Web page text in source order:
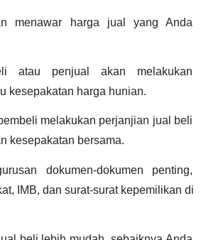
menawar harga jual yang Anda
atau penjual akan melakukan
kesepakatan harga hunian.
melakukan perjanjian jual beli
kesepakatan bersama.
dokumen-dokumen penting,
IMB, dan surat-surat kepemilikan di